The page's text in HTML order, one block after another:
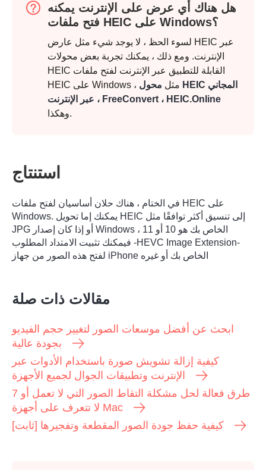
هل هناك أي عرض على الإنترنت يمكنه
فتح ملفات HEIC على Windows؟
لسوء الحظ ، لا يوجد شيء مثل عارض HEIC عبر
الإنترنت. ومع ذلك ، يمكنك تجربة بعض محولات
HEIC القابلة للتطبيق عبر الإنترنت لفتح ملفات
HEIC على Windows ، مثل محول HEIC المجاني
عبر الإنترنت ، FreeConvert ، HEIC.Online
وهكذا.
استنتاج
في الختام ، هناك حلان أساسيان لفتح ملفات HEIC على
Windows. يمكنك إما تحويل HEIC إلى تنسيق أكثر توافقًا مثل
JPG أو إذا كان إصدار Windows الخاص بك هو 10 أو 11 ،
فيمكنك تثبيت الامتداد المطلوب -HEVC Image Extension-
لفتح هذه الصور من جهاز iPhone الخاص بك أو غيره
مقالات ذات صلة
ابحث عن أفضل موسعات الصور لتغيير حجم الفيديو
بجودة عالية
كيفية إزالة تشويش صورة باستخدام الأدوات عبر
الإنترنت وتطبيقات الجوال لجميع الأجهزة
7 طرق فعالة لحل مشكلة التقاط الصور التي لا تعمل أو
لا تتعرف على أجهزة Mac
كيفية حفظ جودة الصور المقطعة وتفجيرها [ثابت]